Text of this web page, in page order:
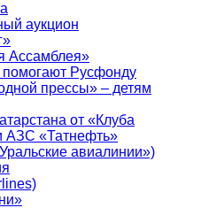
аукцион
Ассамблея»
помогают Русфонду
прессы» – детям
от «Клуба
АЗС «Татнефть»
авиалинии»)